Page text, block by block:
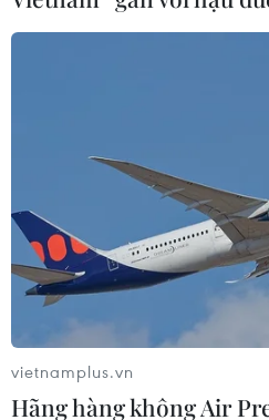
Mỹ điều chỉnh chính
dòng người di cư
28/04/2023 06:19
Ngoại trưởng Mỹ Antony
điều chỉnh của Mỹ là tập
vietnamplus.vn
Hãng hàng không Air